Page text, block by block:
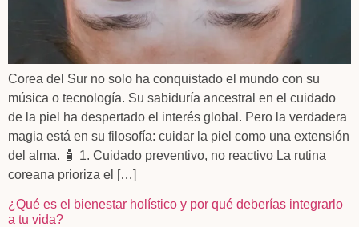
Corea del Sur no solo ha conquistado el mundo con su
música o tecnología. Su sabiduría ancestral en el cuidado
de la piel ha despertado el interés global. Pero la verdadera
magia está en su filosofía: cuidar la piel como una extensión
del alma. 🧴 1. Cuidado preventivo, no reactivo La rutina
coreana prioriza el […]
¿Qué es el bienestar holístico y por qué deberías integrarlo
a tu vida?